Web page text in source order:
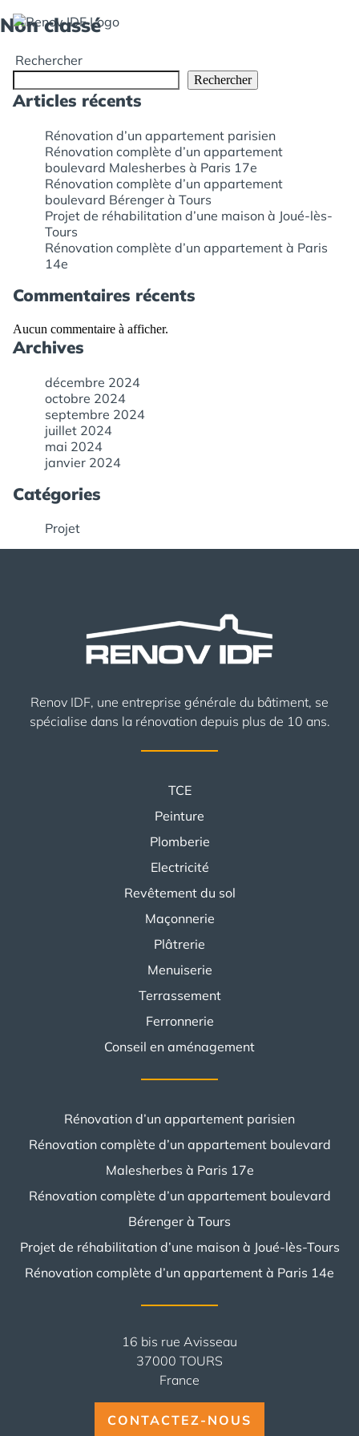
Non classé
Rechercher
Rechercher
Articles récents
Rénovation d’un appartement parisien
Rénovation complète d’un appartement
boulevard Malesherbes à Paris 17e
Rénovation complète d’un appartement
boulevard Bérenger à Tours
Projet de réhabilitation d’une maison à Joué-lès-
Tours
Rénovation complète d’un appartement à Paris
14e
Commentaires récents
Aucun commentaire à afficher.
Archives
décembre 2024
octobre 2024
septembre 2024
juillet 2024
mai 2024
janvier 2024
Catégories
Projet
Renov IDF, une entreprise générale du bâtiment, se
spécialise dans la rénovation depuis plus de 10 ans.
TCE
Peinture
Plomberie
Electricité
Revêtement du sol
Maçonnerie
Plâtrerie
Menuiserie
Terrassement
Ferronnerie
Conseil en aménagement
Rénovation d’un appartement parisien
Rénovation complète d’un appartement boulevard
Malesherbes à Paris 17e
Rénovation complète d’un appartement boulevard
Bérenger à Tours
Projet de réhabilitation d’une maison à Joué-lès-Tours
Rénovation complète d’un appartement à Paris 14e
16 bis rue Avisseau
37000 TOURS
France
CONTACTEZ-NOUS